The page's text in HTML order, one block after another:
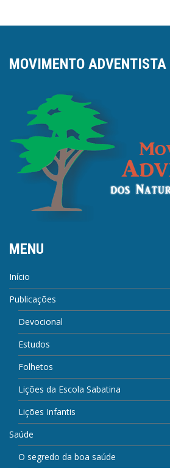
MOVIMENTO ADVENTISTA
MENU
Início
Publicações
Devocional
Estudos
Folhetos
Lições da Escola Sabatina
Lições Infantis
Saúde
O segredo da boa saúde